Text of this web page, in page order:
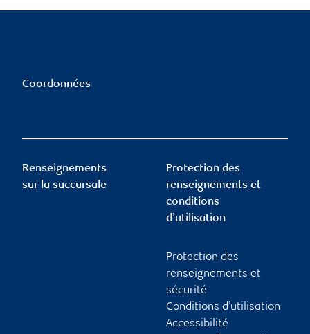
Coordonnées
Renseignements
sur la succursale
Protection des
renseignements et
conditions
d’utilisation
Protection des
renseignements et
sécurité
Conditions d’utilisation
Accessibilité